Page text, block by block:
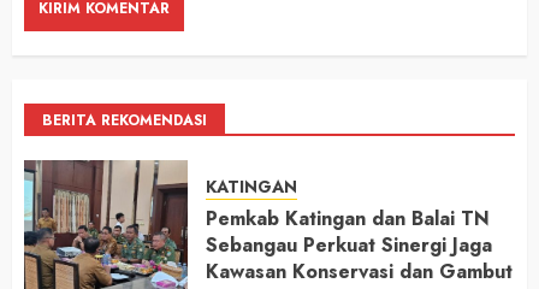
BERITA REKOMENDASI
KATINGAN
Pemkab Katingan dan Balai TN
Sebangau Perkuat Sinergi Jaga
Kawasan Konservasi dan Gambut